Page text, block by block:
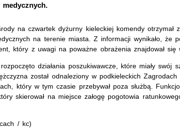
na czwartek dyżurny kieleckiej komendy otrzymał
na terenie miasta. Z informacji wynikało, że
który z uwagi na poważne obrażenia znajdował się
działania poszukiwawcze, które miały swój
został odnaleziony w podkieleckich
który w tym czasie przebywał poza służbą.
skierował na miejsce załogę pogotowia
/ kc)